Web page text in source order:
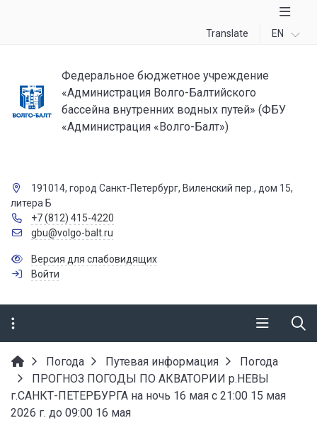
Translate EN
Федеральное бюджетное учреждение
«Администрация Волго-Балтийского
бассейна внутренних водных путей» (ФБУ
«Администрация «Волго-Балт»)
191014, город Санкт-Петербург, Виленский пер., дом 15,
литера Б
+7 (812) 415-4220
gbu@volgo-balt.ru
Версия для слабовидящих
Войти
Погода Путевая информация
Погода
ПРОГНОЗ ПОГОДЫ ПО АКВАТОРИИ р.НЕВЫ
г.САНКТ-ПЕТЕРБУРГА на ночь 16 мая с 21:00 15 мая
2026 г. до 09:00 16 мая